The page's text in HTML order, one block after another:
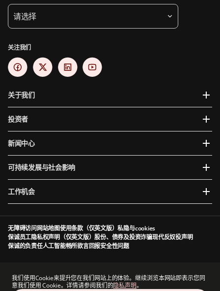
我们使用Cookie来提升您在我们网站上的体验。继续浏览本网站即表示您同
意我们使用 Cookie。详情请参阅我们的隐私声明。
请选择
关注我们
关于我们
投资者
新闻中心
可持续发展与社会影响
工作机会
无障碍访问网站地图使用条款（仅英文版）私隐与cookies
保诚员工隐私权声明（仅英文版）股份、债券及投资诈骗现代反奴役声明
保诚的负责任人工智能畅所欲言回报安全性问题
London, EC4M 7NG, United Kingdom。注册编号为1397169。Prudential plc为一家控股公
司，其部分子公司由香港保险业监管局及其他监管机构授权及规管（视情况而定）。香港主要
营业地点：香港中环港景街1号国际金融中心一期13 楼。